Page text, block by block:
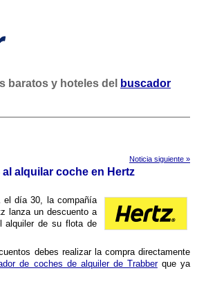
baratos y hoteles del
buscador
Noticia siguiente »
alquilar coche en Hertz
el dí­a 30, la compañí­a
lanza un descuento a
alquiler de su flota de
debes realizar la compra directamente
de coches de alquiler de Trabberque ya